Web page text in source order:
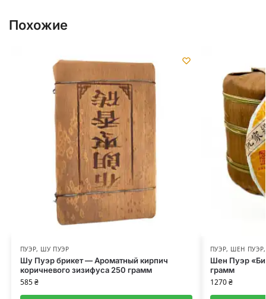
Похожие
ПУЭР, ШУ ПУЭР
Шу Пуэр брикет — Ароматный кирпич
коричневого зизифуса 250 грамм
585₴
ПУЭР, ШЕН ПУЭР
Шен Пуэр
грамм
1270₴